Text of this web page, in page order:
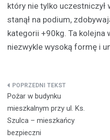
który nie tylko uczestniczył
stanął na podium,
kategorii +90kg. Ta kolejna
niezwykle wysoką formę i
Nawigacja
wpisu
Pożar w budynku
mieszkalnym przy ul. Ks.
Szulca – mieszkańcy
bezpieczni